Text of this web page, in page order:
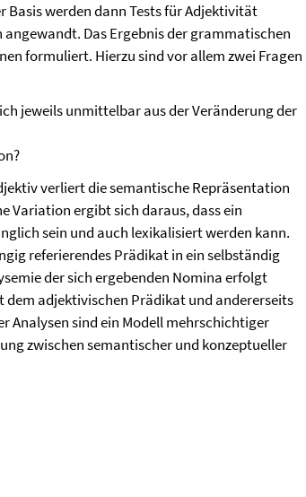
Basis werden dann Tests für Adjektivität
Das Ergebnis der grammatischen
formuliert. Hierzu sind vor allem zwei Fragen
jeweils unmittelbar aus der Veränderung der
verliert die semantische Repräsentation
Variation ergibt sich daraus, dass ein
sein und auch lexikalisiert werden kann.
referierendes Prädikat in ein selbständig
der sich ergebenden Nomina erfolgt
dem adjektivischen Prädikat und andererseits
Analysen sind ein Modell mehrschichtiger
zwischen semantischer und konzeptueller